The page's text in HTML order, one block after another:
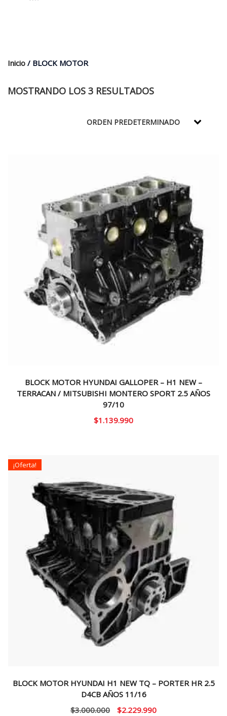
Inicio / BLOCK MOTOR
MOSTRANDO LOS 3 RESULTADOS
BLOCK MOTOR HYUNDAI GALLOPER – H1 NEW –
TERRACAN / MITSUBISHI MONTERO SPORT 2.5 AÑOS
97/10
$1.139.990
¡Oferta!
BLOCK MOTOR HYUNDAI H1 NEW TQ – PORTER HR 2.5
D4CB AÑOS 11/16
$3.000.000
El
$2.229.990El